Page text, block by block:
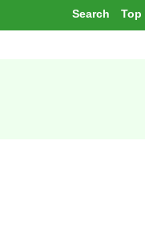
Top
Search